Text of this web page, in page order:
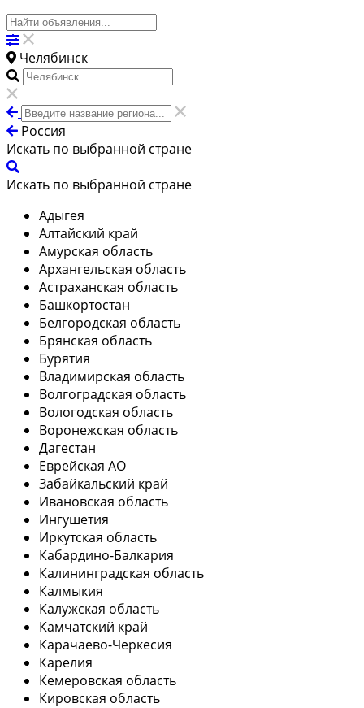
Челябинск
Россия
Искать по выбранной стране
Искать по выбранной стране
Адыгея
Алтайский край
Амурская область
Архангельская область
Астраханская область
Башкортостан
Белгородская область
Брянская область
Бурятия
Владимирская область
Волгоградская область
Вологодская область
Воронежская область
Дагестан
Еврейская АО
Забайкальский край
Ивановская область
Ингушетия
Иркутская область
Кабардино-Балкария
Калининградская область
Калмыкия
Калужская область
Камчатский край
Карачаево-Черкесия
Карелия
Кемеровская область
Кировская область